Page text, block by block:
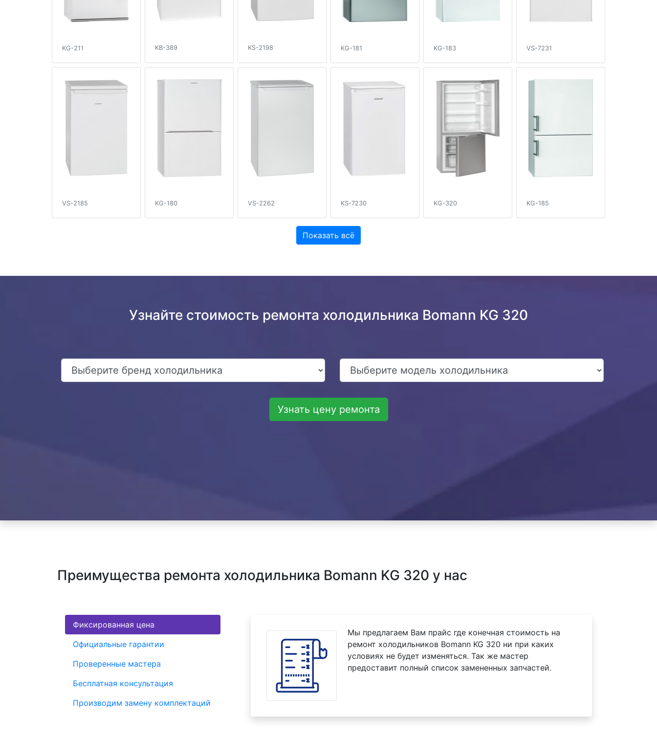
KG-211 KB-389 KS-2198 KG-181 KG-183 VS-7231
VS-2185 KG-180 VS-2262 KS-7230 KG-320 KG-185
Показать всё
Узнайте стоимость ремонта холодильника Bomann KG 320
Узнать цену ремонта
Преимущества ремонта холодильника Bomann KG 320 у нас
Фиксированная цена
Официальные гарантии
Проверенные мастера
Бесплатная консультация
Производим замену комплектаций
Мы предлагаем Вам прайс где конечная стоимость на
ремонт холодильников Bomann KG 320 ни при каких
условиях не будет изменяться. Так же мастер
предоставит полный список замененных запчастей.